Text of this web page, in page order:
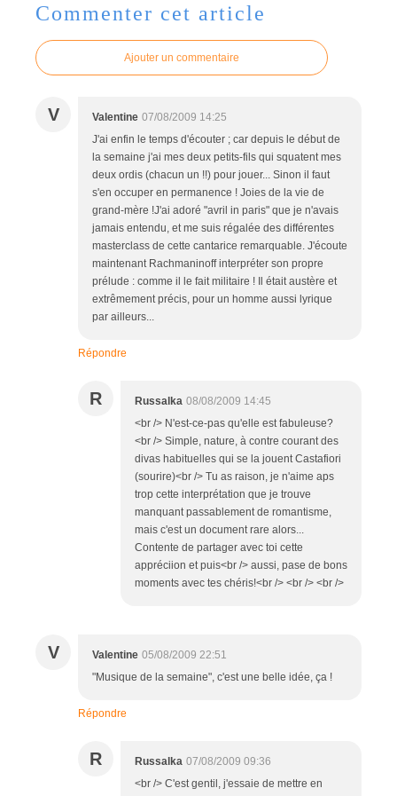
Commenter cet article
Ajouter un commentaire
V Valentine 07/08/2009 14:25
J'ai enfin le temps d'écouter ; car depuis le début de
la semaine j'ai mes deux petits-fils qui squatent mes
deux ordis (chacun un !!) pour jouer... Sinon il faut
s'en occuper en permanence ! Joies de la vie de
grand-mère !J'ai adoré "avril in paris" que je n'avais
jamais entendu, et me suis régalée des différentes
masterclass de cette cantarice remarquable. J'écoute
maintenant Rachmaninoff interpréter son propre
prélude : comme il le fait militaire ! Il était austère et
extrêmement précis, pour un homme aussi lyrique
par ailleurs...
Répondre
R Russalka 08/08/2009 14:45
<br /> N'est-ce-pas qu'elle est fabuleuse?
<br /> Simple, nature, à contre courant des
divas habituelles qui se la jouent Castafiori
(sourire)<br /> Tu as raison, je n'aime aps
trop cette interprétation que je trouve
manquant passablement de romantisme,
mais c'est un document rare alors...
Contente de partager avec toi cette
appréciion et puis<br /> aussi, pase de bons
moments avec tes chéris!<br /> <br /> <br />
V Valentine 05/08/2009 22:51
"Musique de la semaine", c'est une belle idée, ça !
Répondre
R Russalka 07/08/2009 09:36
<br /> C'est gentil, j'essaie de mettre en